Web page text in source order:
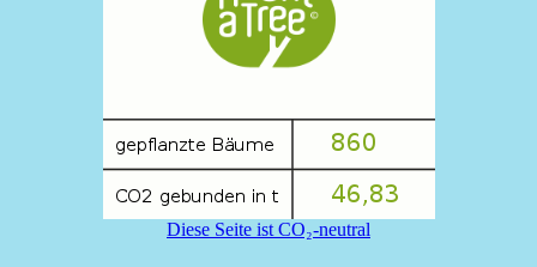
Diese Seite ist CO₂-neutral